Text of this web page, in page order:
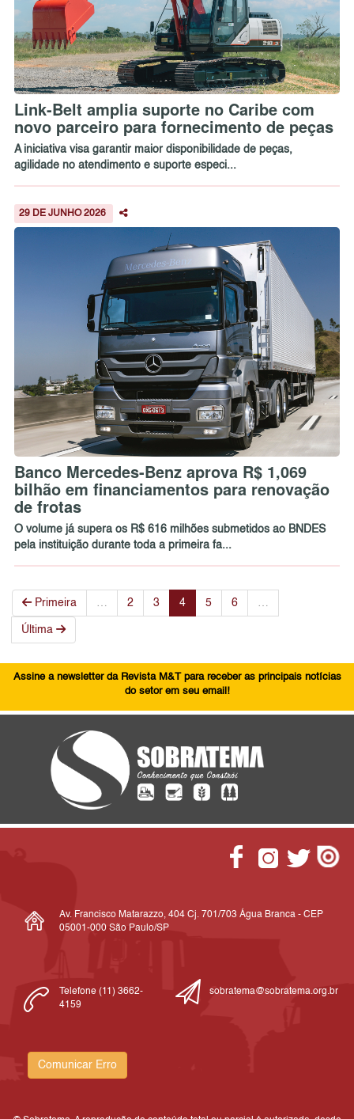
Link-Belt amplia suporte no Caribe com
novo parceiro para fornecimento de peças
A iniciativa visa garantir maior disponibilidade de peças,
agilidade no atendimento e suporte especi...
29 DE JUNHO 2026
Banco Mercedes-Benz aprova R$ 1,069
bilhão em financiamentos para renovação
de frotas
O volume já supera os R$ 616 milhões submetidos ao BNDES
pela instituição durante toda a primeira fa...
Primeira 2 3 4 5 6
Última
Assine a newsletter da Revista M&T para receber as principais notícias
do setor em seu email!
Av. Francisco Matarazzo, 404 Cj. 701/703 Água Branca - CEP
05001-000 São Paulo/SP
Telefone (11) 3662-
4159
sobratema@sobratema.org.br
Comunicar Erro